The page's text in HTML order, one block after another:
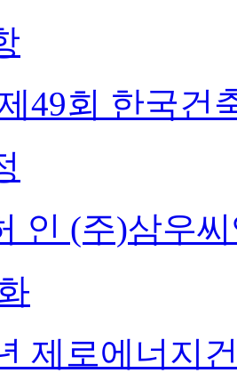
49회 한국건
인 (주)삼우
제로에너지